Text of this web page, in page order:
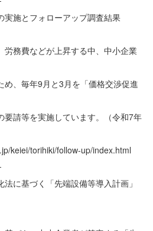
実施とフォローアップ調査結果
労務費などが上昇する中、中小企業
め、毎年9月と3月を「価格交渉促進
要請等を実施しています。（令和7年
keiei/torihiki/follow-up/index.html
法に基づく「先端設備等導入計画」